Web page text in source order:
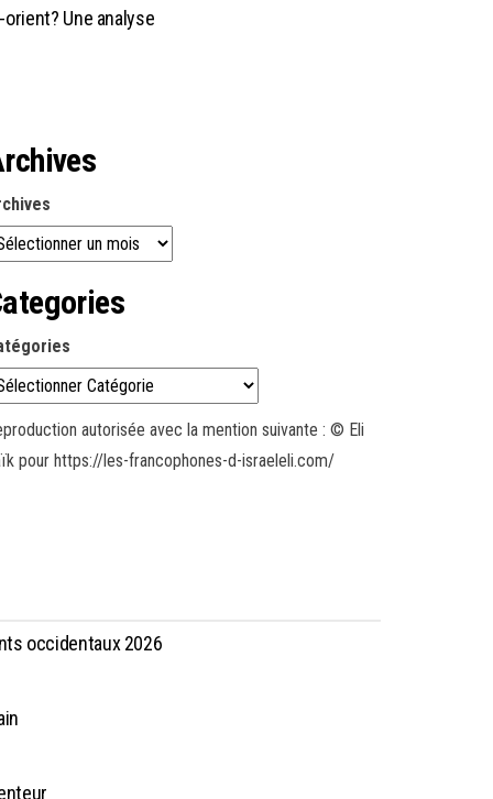
Une analyse
autorisée avec la mention suivante : © Eli
pour https://les-francophones-d-israeleli.com/
occidentaux 2026